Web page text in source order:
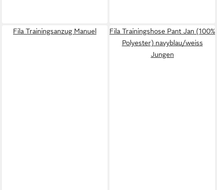
Fila Trainingsanzug Manuel
Fila Trainingshose Pant Jan (100%
Polyester) navyblau/weiss
Jungen